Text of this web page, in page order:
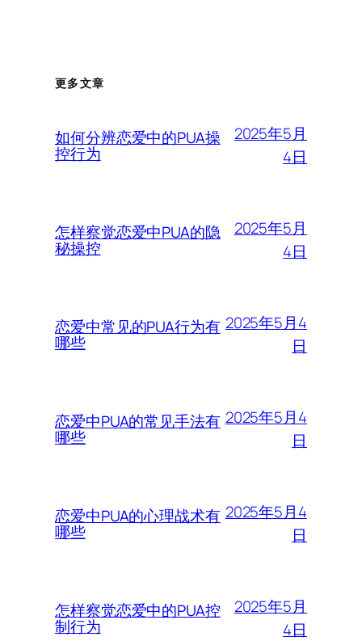
更多文章
如何分辨恋爱中的PUA操
控行为
2025年5月
4日
怎样察觉恋爱中PUA的隐
秘操控
2025年5月
4日
恋爱中常见的PUA行为有
哪些
2025年5月4
日
恋爱中PUA的常见手法有
哪些
2025年5月4
日
恋爱中PUA的心理战术有
哪些
2025年5月4
日
怎样察觉恋爱中的PUA控
制行为
2025年5月
4日